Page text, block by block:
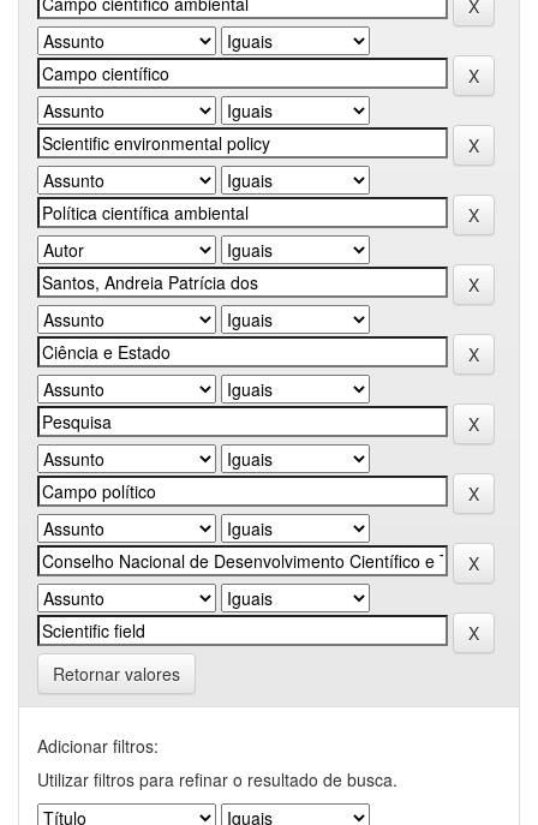
Retornar valores
Adicionar filtros:
Utilizar filtros para refinar o resultado de busca.